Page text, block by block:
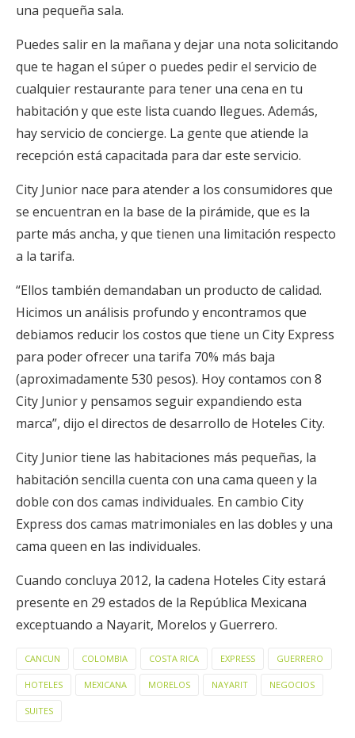
una pequeña sala.
Puedes salir en la mañana y dejar una nota solicitando
que te hagan el súper o puedes pedir el servicio de
cualquier restaurante para tener una cena en tu
habitación y que este lista cuando llegues. Además,
hay servicio de concierge. La gente que atiende la
recepción está capacitada para dar este servicio.
City Junior nace para atender a los consumidores que
se encuentran en la base de la pirámide, que es la
parte más ancha, y que tienen una limitación respecto
a la tarifa.
“Ellos también demandaban un producto de calidad.
Hicimos un análisis profundo y encontramos que
debiamos reducir los costos que tiene un City Express
para poder ofrecer una tarifa 70% más baja
(aproximadamente 530 pesos). Hoy contamos con 8
City Junior y pensamos seguir expandiendo esta
marca”, dijo el directos de desarrollo de Hoteles City.
City Junior tiene las habitaciones más pequeñas, la
habitación sencilla cuenta con una cama queen y la
doble con dos camas individuales. En cambio City
Express dos camas matrimoniales en las dobles y una
cama queen en las individuales.
Cuando concluya 2012, la cadena Hoteles City estará
presente en 29 estados de la República Mexicana
exceptuando a Nayarit, Morelos y Guerrero.
CANCUN COLOMBIA COSTA RICA EXPRESS GUERRERO
HOTELES MEXICANA MORELOS NAYARIT NEGOCIOS
SUITES